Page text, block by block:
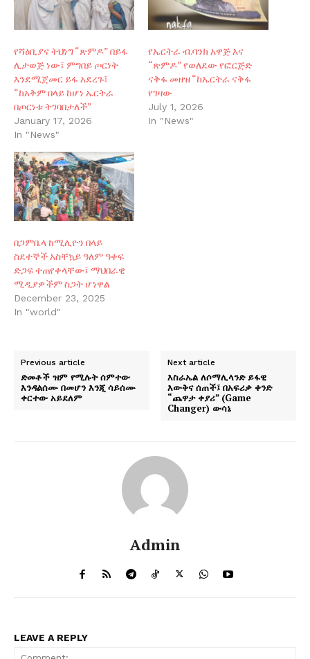
የሻዕቢያና ትህነግ “ጽምዶ” በይፋ
ሊታወጅ ነው፤ ምግበይ ጦርነት
እንደሚጀመር ይፋ አደረጉ፤
“ከአቅም በላይ ከሆነ ኤርትራ
በጦርነቱ ትገባበታለች”
January 17, 2026
In "News"
የኤርትራ ብ.ባንክ አዋጅ እና
“ጽምዶ” የወለደው የፎርጅድ
ናቅፋ መዘዝ “ከኤርትራ ናቅፋ
የገዛው
July 1, 2026
In "News"
በጋምቤላ ከሚሊዮን በላይ
ስደተኞች አስቸኳይ ዓለም ዓቀፍ
ድጋፍ ተጠየቀላቸው፤ ማህበራዊ
ሚዲያዎችም ስጋት ሆነዋል
December 23, 2025
In "world"
Previous article
ድመቶች ዝም የሚሉት ሰምተው
እንዳልሰሙ በመሆን እንጂ ሳይሰሙ
ቀርተው አይደለም
Next article
እስራኤል ለሶማሊላንድ ይፋዊ
እውቅና ሰጠች፤ በአፍሪቃ ቀንድ
“ጨዋታ ቀያሪ” (Game
Changer) ውሳኔ
Admin
LEAVE A REPLY